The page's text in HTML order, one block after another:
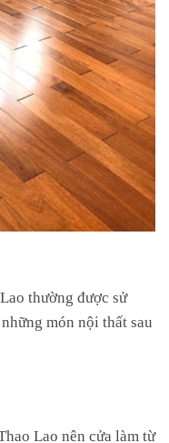
thường được sử
món nội thất sau
Lao nên cửa làm từ